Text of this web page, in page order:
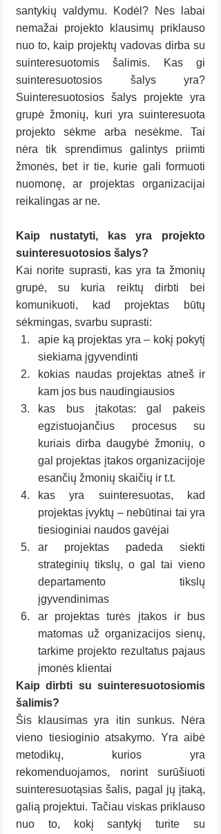
santykių valdymu. Kodėl? Nes labai
nemažai projekto klausimų priklauso
nuo to, kaip projektų vadovas dirba su
suinteresuotomis šalimis. Kas gi
suinteresuotosios šalys yra?
Suinteresuotosios šalys projekte yra
grupė žmonių, kuri yra suinteresuota
projekto sėkme arba nesėkme. Tai
nėra tik sprendimus galintys priimti
žmonės, bet ir tie, kurie gali formuoti
nuomonę, ar projektas organizacijai
reikalingas ar ne.
Kaip nustatyti, kas yra projekto
suinteresuotosios šalys?
Kai norite suprasti, kas yra ta žmonių
grupė, su kuria reiktų dirbti bei
komunikuoti, kad projektas būtų
sėkmingas, svarbu suprasti:
apie ką projektas yra – kokį pokytį
siekiama įgyvendinti
kokias naudas projektas atneš ir
kam jos bus naudingiausios
kas bus įtakotas: gal pakeis
egzistuojančius procesus su
kuriais dirba daugybė žmonių, o
gal projektas įtakos organizacijoje
esančių žmonių skaičių ir t.t.
kas yra suinteresuotas, kad
projektas įvyktų – nebūtinai tai yra
tiesioginiai naudos gavėjai
ar projektas padeda siekti
strateginių tikslų, o gal tai vieno
departamento tikslų
įgyvendinimas
ar projektas turės įtakos ir bus
matomas už organizacijos sienų,
tarkime projekto rezultatus pajaus
įmonės klientai
Kaip dirbti su suinteresuotosiomis
šalimis?
Šis klausimas yra itin sunkus. Nėra
vieno tiesioginio atsakymo. Yra aibė
metodikų, kurios yra
rekomenduojamos, norint surūšiuoti
suinteresuotąsias šalis, pagal jų įtaką,
galią projektui. Tačiau viskas priklauso
nuo to, kokį santykį turite su